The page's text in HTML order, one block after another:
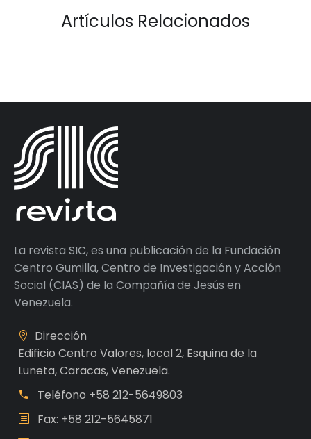
Artículos Relacionados
La revista SIC, es una publicación de la Fundación
Centro Gumilla, Centro de Investigación y Acción
Social (CIAS) de la Compañía de Jesús en
Venezuela.
Dirección
Edificio Centro Valores, local 2, Esquina de la
Luneta, Caracas, Venezuela.
Teléfono +58 212-5649803
Fax: +58 212-5645871